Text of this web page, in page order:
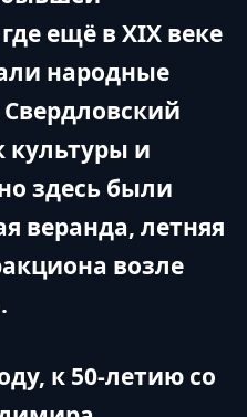
ещё в XIX веке
народные
культуры и
здесь были
веранда, летняя
возле
к 50-летию со